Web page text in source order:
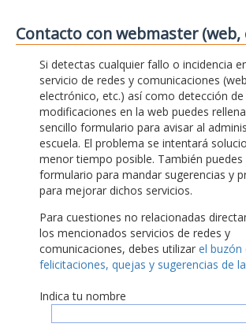
Contacto con webmaster (web,
Si detectas cualquier fallo o incidencia
servicio de redes y comunicaciones
electrónico, etc.) así como detección
modificaciones en la web puedes
sencillo formulario para avisar al
escuela. El problema se intentará
menor tiempo posible. También puedes
formulario para mandar sugerencias y
para mejorar dichos servicios.
Para cuestiones no relacionadas
los mencionados servicios de redes y
comunicaciones, debes utilizar el buzón
felicitaciones, quejas y sugerencias de la
Indica tu nombre